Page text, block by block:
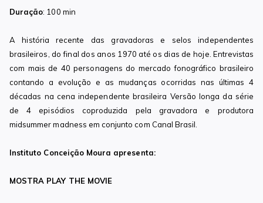
Duração: 100 min
A história recente das gravadoras e selos independentes
brasileiros, do final dos anos 1970 até os dias de hoje. Entrevistas
com mais de 40 personagens do mercado fonográfico brasileiro
contando a evolução e as mudanças ocorridas nas últimas 4
décadas na cena independente brasileira Versão longa da série
de 4 episódios coproduzida pela gravadora e produtora
midsummer madness em conjunto com Canal Brasil.
Instituto Conceição Moura apresenta:
MOSTRA PLAY THE MOVIE